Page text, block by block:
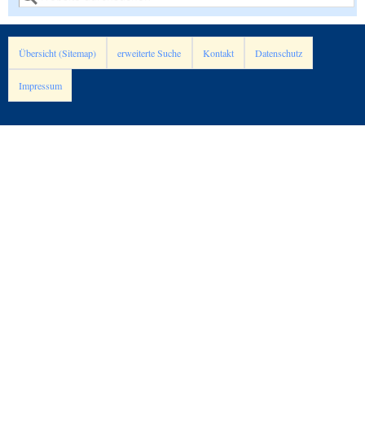
Übersicht (Sitemap) erweiterte Suche Kontakt Datenschutz
Impressum